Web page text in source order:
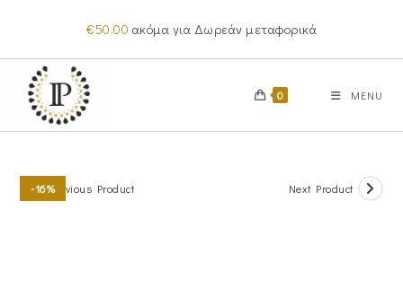
content
€50.00 ακόμα για Δωρεάν μεταφορικά
0 MENU
-16%Previous Product Next Product